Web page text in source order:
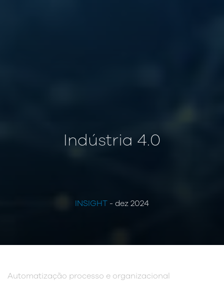
Indústria 4.0
INSIGHT - dez 2024
Automatização processo e organizacional